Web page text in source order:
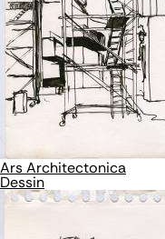
Ars Architectonica
Dessin